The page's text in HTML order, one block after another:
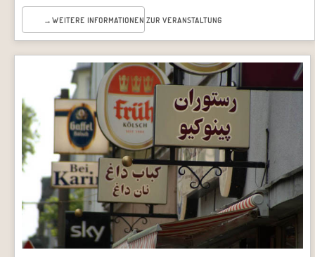
WEITERE INFORMATIONEN